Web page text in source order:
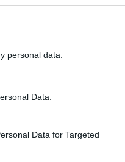
personal data.
Data.
Data for Targeted